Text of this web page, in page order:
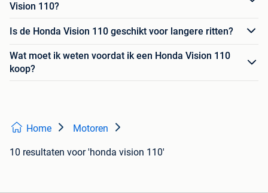
Vision 110?
Is de Honda Vision 110 geschikt voor langere ritten?
Wat moet ik weten voordat ik een Honda Vision 110
koop?
Home Motoren
10 resultaten voor 'honda vision 110'